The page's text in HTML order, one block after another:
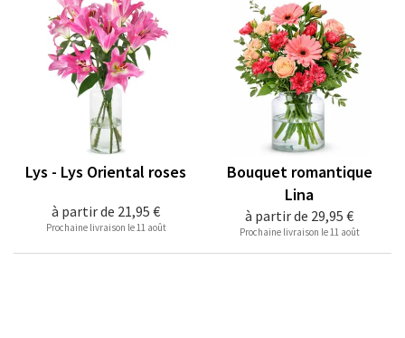
à partir de 21,95 €
Lys - Lys Oriental roses
Prochaine livraison le 11 août
à partir de 29,95 €
Bouquet romantique
Lina
Prochaine livraison le 11 août